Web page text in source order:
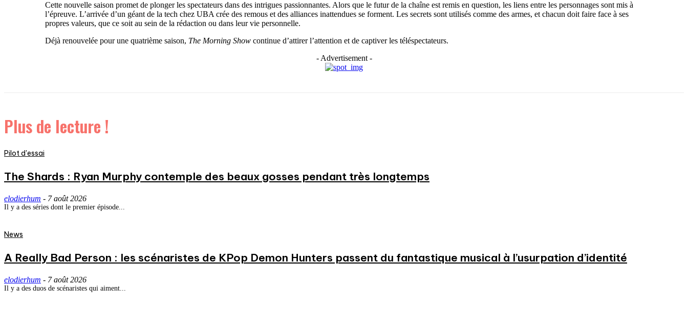
Cette nouvelle saison promet de plonger les spectateurs dans des intrigues passionnantes. Alors que le futur de la chaîne est remis en question, les liens entre les personnages sont mis à
l’épreuve. L’arrivée d’un géant de la tech chez UBA crée des remous et des alliances inattendues se forment. Les secrets sont utilisés comme des armes, et chacun doit faire face à ses
propres valeurs, que ce soit au sein de la rédaction ou dans leur vie personnelle.
Déjà renouvelée pour une quatrième saison, The Morning Show continue d’attirer l’attention et de captiver les téléspectateurs.
- Advertisement -
Plus de lecture !
Pilot d'essai
The Shards : Ryan Murphy contemple des beaux gosses pendant très longtemps
elodierhum - 7 août 2026
Il y a des séries dont le premier épisode...
News
A Really Bad Person : les scénaristes de KPop Demon Hunters passent du fantastique musical à l’usurpation d’identité
elodierhum - 7 août 2026
Il y a des duos de scénaristes qui aiment...